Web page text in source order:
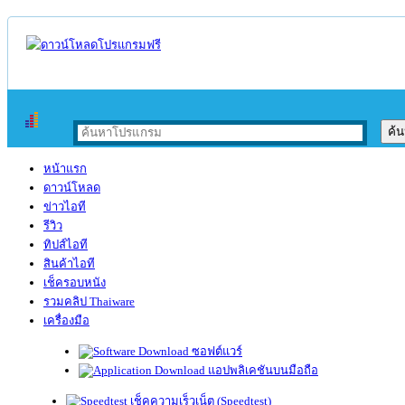
หน้าแรก
ดาวน์โหลด
ข่าวไอที
รีวิว
ทิปส์ไอที
สินค้าไอที
เช็ครอบหนัง
รวมคลิป Thaiware
เครื่องมือ
ซอฟต์แวร์
แอปพลิเคชันบนมือถือ
เช็คความเร็วเน็ต (Speedtest)